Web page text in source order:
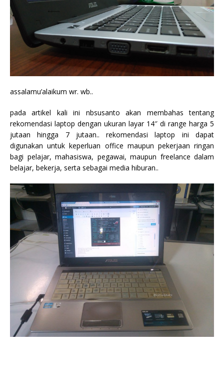
assalamu’alaikum wr. wb..
pada artikel kali ini nbsusanto akan membahas tentang
rekomendasi laptop dengan ukuran layar 14″ di range harga 5
jutaan hingga 7 jutaan.. rekomendasi laptop ini dapat
digunakan untuk keperluan office maupun pekerjaan ringan
bagi pelajar, mahasiswa, pegawai, maupun freelance dalam
belajar, bekerja, serta sebagai media hiburan..